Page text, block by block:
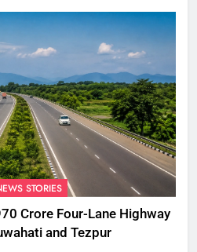
STORIES
Crore Four-Lane Highway
and Tezpur